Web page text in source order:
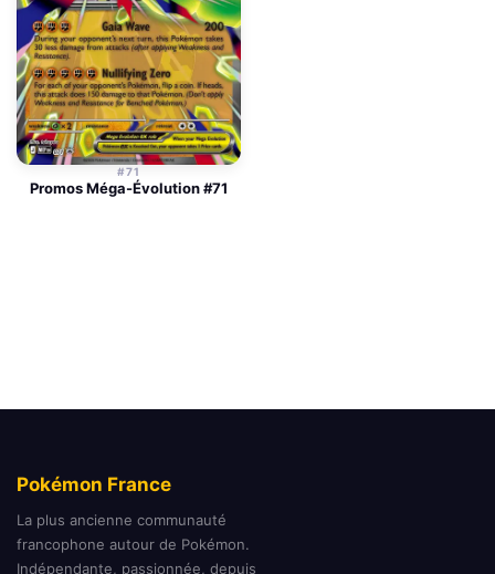
#71
Promos Méga-Évolution #71
Pokémon France
La plus ancienne communauté
francophone autour de Pokémon.
Indépendante, passionnée, depuis